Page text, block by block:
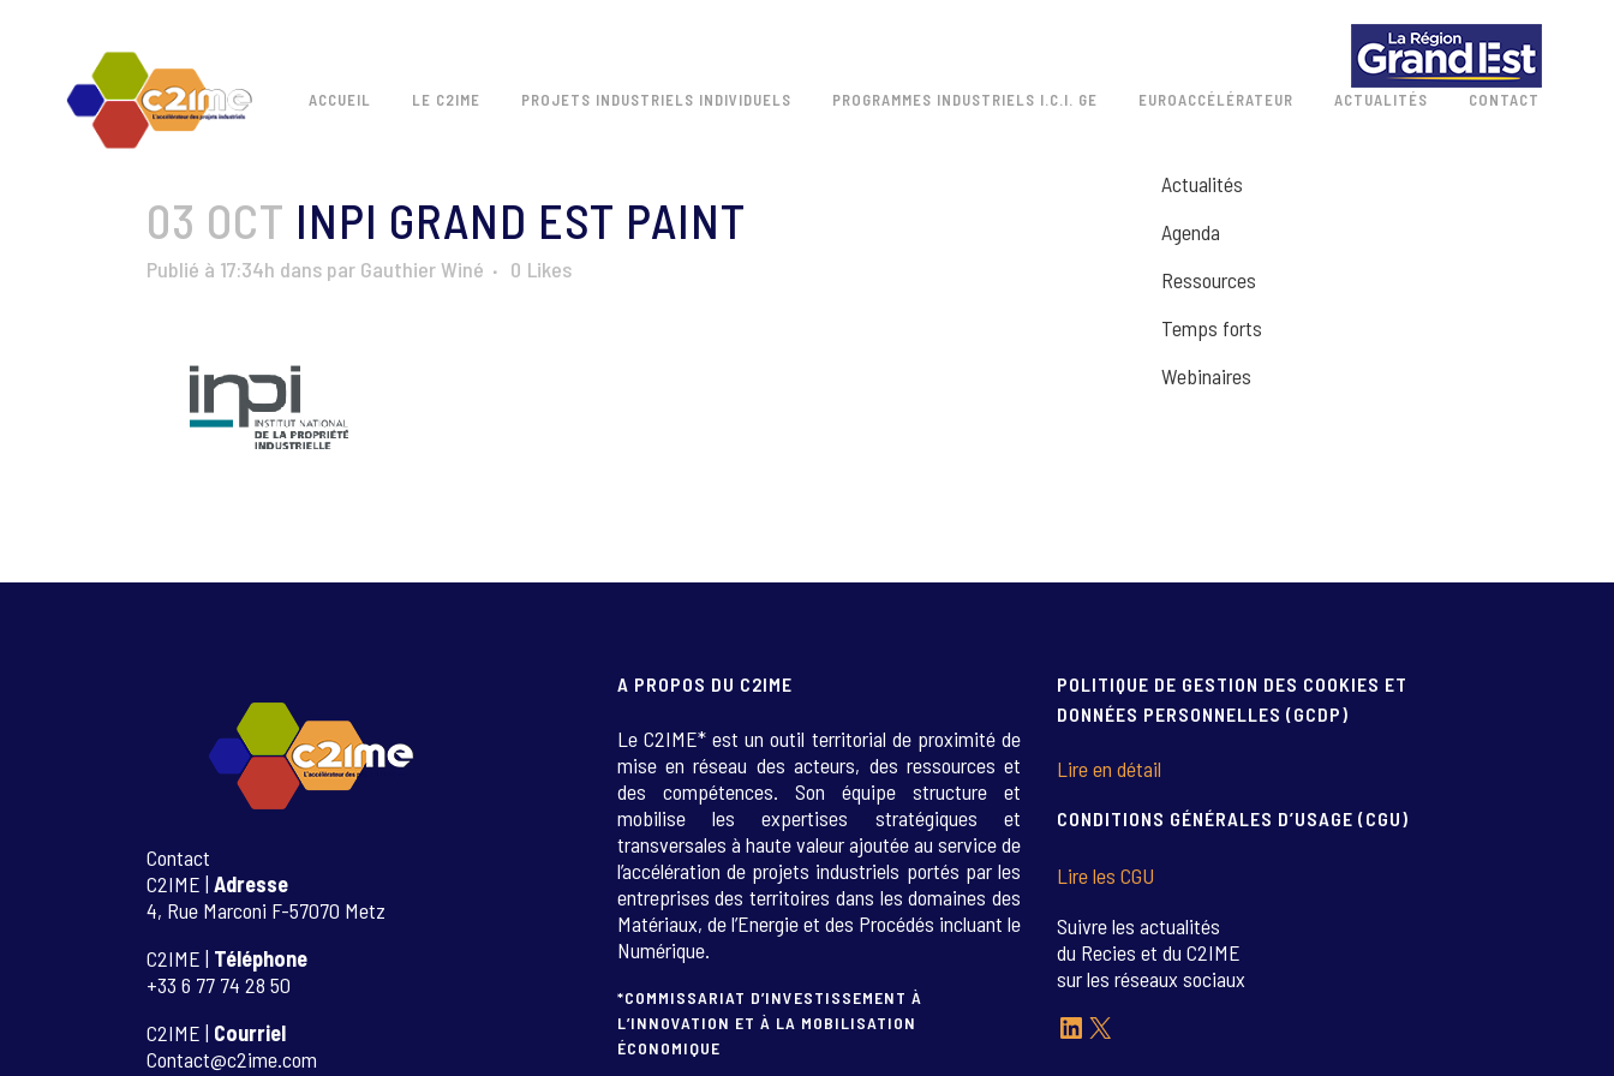
ACCUEIL LE C2IME PROJETS INDUSTRIELS INDIVIDUELS PROGRAMMES INDUSTRIELS I.C.I. GE EUROACCÉLÉRATEUR ACTUALITÉS CONTACT
03 OCT INPI GRAND EST PAINT
Publié à 17:34h dans par Gauthier Winé 0 Likes
Actualités
Agenda
Ressources
Temps forts
Webinaires
Contact
C2IME | Adresse
4, Rue Marconi F-57070 Metz
C2IME | Téléphone
+33 6 77 74 28 50
C2IME | Courriel
Contact@c2ime.com
A PROPOS DU C2IME
Le C2IME* est un outil territorial de proximité de
mise en réseau des acteurs, des ressources et
des compétences. Son équipe structure et
mobilise les expertises stratégiques et
transversales à haute valeur ajoutée au service de
l’accélération de projets industriels portés par les
entreprises des territoires dans les domaines des
Matériaux, de l’Energie et des Procédés incluant le
Numérique.
*COMMISSARIAT D’INVESTISSEMENT À
L’INNOVATION ET À LA MOBILISATION
ÉCONOMIQUE
POLITIQUE DE GESTION DES COOKIES ET
DONNÉES PERSONNELLES (GCDP)
Lire en détail
CONDITIONS GÉNÉRALES D’USAGE (CGU)
Lire les CGU
Suivre les actualités
du Recies et du C2IME
sur les réseaux sociaux
LinkedIn
X